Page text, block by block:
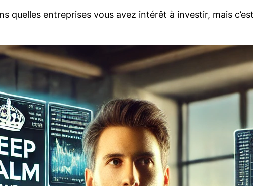
quelles entreprises vous avez intérêt à investir, mais